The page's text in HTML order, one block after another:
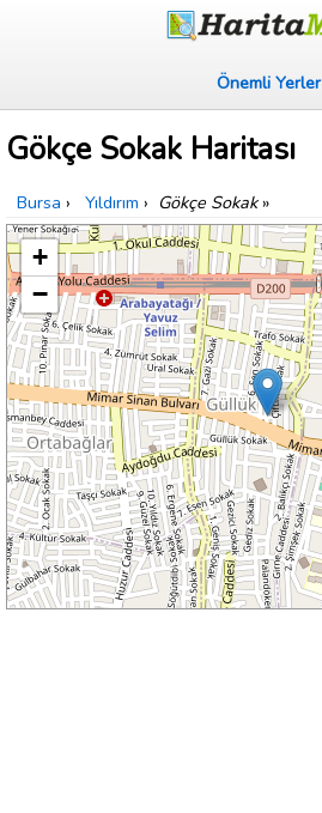
Önemli Yerler
Gökçe Sokak Haritası
Bursa › Yıldırım › Gökçe Sokak»
+
−